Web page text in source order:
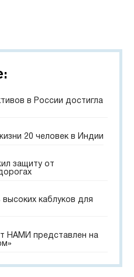
в России достигла
20 человек в Индии
защиту от
каблуков для
НАМИ представлен на